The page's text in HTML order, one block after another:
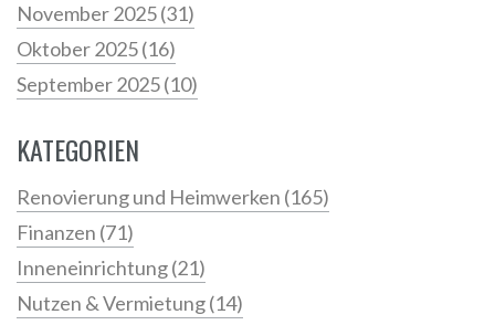
November 2025(31)
Oktober 2025(16)
September 2025(10)
KATEGORIEN
Renovierung und Heimwerken (165)
Finanzen (71)
Inneneinrichtung(21)
Nutzen & Vermietung(14)